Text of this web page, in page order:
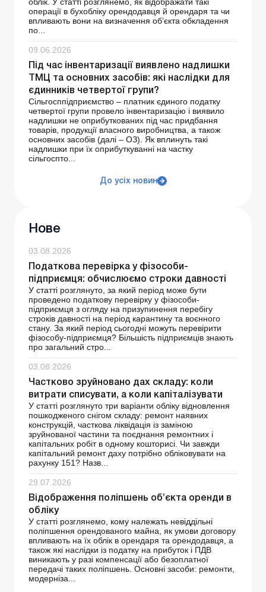
облік. У статті розглянемо, як відображати такі
операції в бухобліку орендодавця й орендаря та чи
впливають вони на визначення об’єкта обкладення
по...
09.06.2026
Під час інвентаризації виявлено надлишки
ТМЦ та основних засобів: які наслідки для
єдинників четвертої групи?
Сільгосппідприємство – платник єдиного податку
четвертої групи провело інвентаризацію і виявило
надлишки не оприбуткованих під час придбання
товарів, продукції власного виробництва, а також
основних засобів (далі – ОЗ). Як вплинуть такі
надлишки при їх оприбуткуванні на частку
сільгоспто...
До усіх новин
Нове
03.08.2026
Податкова перевірка у фізособи-
підприємця: обчислюємо строки давності
У статті розглянуто, за який період може бути
проведено податкову перевірку у фізособи-
підприємця з огляду на призупинення перебігу
строків давності на період карантину та воєнного
стану. За який період сьогодні можуть перевірити
фізособу-підприємця? Більшість підприємців знають
про загальний стро...
03.08.2026
Частково зруйновано дах складу: коли
витрати списувати, а коли капіталізувати
У статті розглянуто три варіанти обліку відновлення
пошкодженого снігом складу: ремонт наявних
конструкцій, часткова ліквідація із заміною
зруйнованої частини та поєднання ремонтних і
капітальних робіт в одному кошторисі. Чи завжди
капітальний ремонт даху потрібно обліковувати на
рахунку 151? Назв...
29.07.2026
Відображення поліпшень об’єкта оренди в
обліку
У статті розглянемо, кому належать невіддільні
поліпшення орендованого майна, як умови договору
впливають на їх облік в орендаря та орендодавця, а
також які наслідки із податку на прибуток і ПДВ
виникають у разі компенсації або безоплатної
передачі таких поліпшень. Основні засоби: ремонти,
модерніза...